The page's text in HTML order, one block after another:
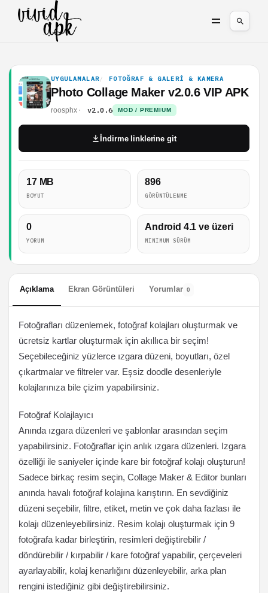
UYGULAMALAR FOTOĞRAF & GALERI & KAMERA
Photo Collage Maker v2.0.6 VIP APK
roosphx v2.0.6 MOD / PREMIUM
17 MB
BOYUT
896
GÖRÜNTÜLENME
0
YORUM
Android 4.1 ve üzeri
MINIMUM SÜRÜM
İndirme linklerine git
Açıklama Ekran Görüntüleri Yorumlar 0
Fotoğrafları düzenlemek, fotoğraf kolajları oluşturmak ve
ücretsiz kartlar oluşturmak için akıllıca bir seçim!
Seçebileceğiniz yüzlerce ızgara düzeni, boyutları, özel
çıkartmalar ve filtreler var. Eşsiz doodle desenleriyle
kolajlarınıza bile çizim yapabilirsiniz.
Fotoğraf Kolajlayıcı
Anında ızgara düzenleri ve şablonlar arasından seçim
yapabilirsiniz. Fotoğraflar için anlık ızgara düzenleri. Izgara
özelliği ile saniyeler içinde kare bir fotoğraf kolajı oluşturun!
Sadece birkaç resim seçin, Collage Maker & Editor bunları
anında havalı fotoğraf kolajına karıştırın. En sevdiğiniz
düzeni seçebilir, filtre, etiket, metin ve çok daha fazlası ile
kolajı düzenleyebilirsiniz. Resim kolajı oluşturmak için 9
fotoğrafa kadar birleştirin, resimleri değiştirebilir /
döndürebilir / kırpabilir / kare fotoğraf yapabilir, çerçeveleri
ayarlayabilir, kolaj kenarlığını düzenleyebilir, arka plan
rengini istediğiniz gibi değiştirebilirsiniz.